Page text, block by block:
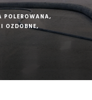
POLEROWANA,
OZDOBNE,